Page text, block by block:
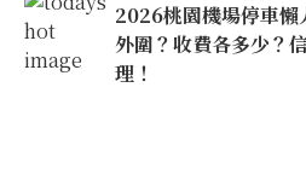
2026桃園機場停車懶
外圍？收費各多少？
理！